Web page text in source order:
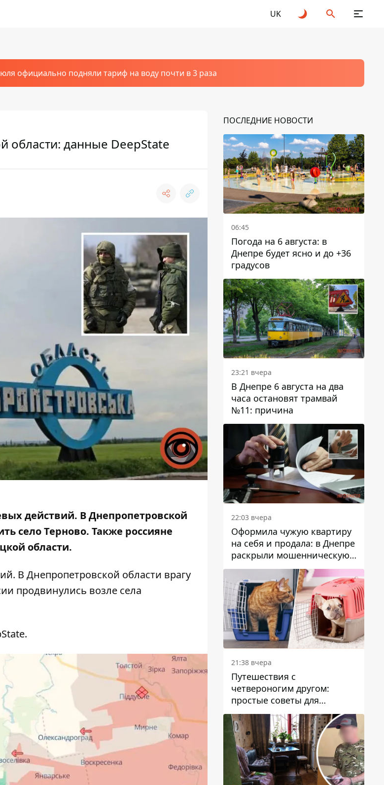
UK
официально подняли тариф на воду почти в 3 раза
области: данные DeepState
действий. В Днепропетровской
село Терново. Также россияне
области.
В Днепропетровской области врагу
продвинулись возле села
.
ПОСЛЕДНИЕ НОВОСТИ
06:45
Погода на 6 августа: в
Днепре будет ясно и до +36
градусов
23:21 вчера
В Днепре 6 августа на два
часа остановят трамвай
№11: причина
22:03 вчера
Оформила чужую квартиру
на себя и продала: в Днепре
раскрыли мошенническую
схему с недвижимостью
21:38 вчера
Путешествия с
четвероногим другом:
простые советы для
поездок с животными